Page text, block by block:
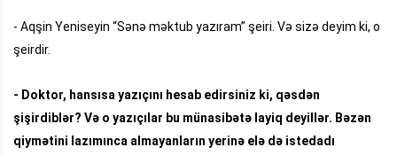
- Aqşin Yeniseyin “Sənə məktub yazıram” şeiri. Və sizə deyim ki, o
şeirdir.
- Doktor, hansısa yazıçını hesab edirsiniz ki, qəsdən
şişirdiblər? Və o yazıçılar bu münasibətə layiq deyillər. Bəzən
qiymətini lazımınca almayanların yerinə elə də istedadı